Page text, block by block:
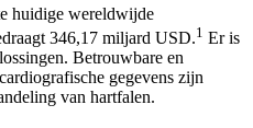
huidige wereldwijde
346,17 miljard USD.1 Er is
Betrouwbare en
gegevens zijn
van hartfalen.